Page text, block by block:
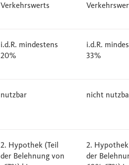
Verkehrswerts
i.d.R. mindestens
20%
i.d.R.
33%
nutzbar nicht
2. Hypothek (Teil
der Belehnung von
2.
der